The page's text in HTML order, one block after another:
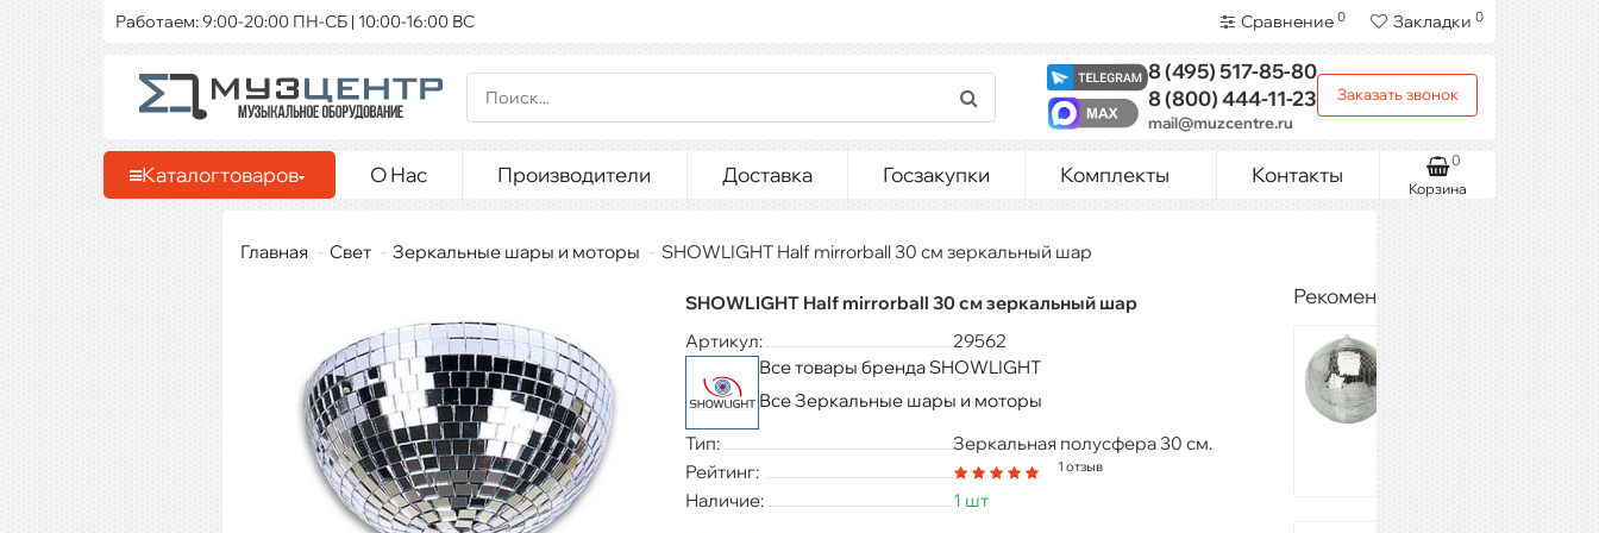
Работаем: 9:00-20:00 ПН-СБ | 10:00-16:00 ВС Сравнение 0 Закладки 0
8 (495)517-85-80
8 (800)444-11-23
mail@muzcentre.ru
Заказать звонок
Каталогтоваров О Нас Производители Доставка Госзакупки Комплекты Контакты
Корзина
0
Главная Свет Зеркальные шары и моторы SHOWLIGHT Half mirrorball 30 см зеркальный шар
SHOWLIGHT Half mirrorball 30 см зеркальный шар
Артикул:
29562
Все товары бренда SHOWLIGHT
Все Зеркальные шары и моторы
Тип:
Зеркальная полусфера 30 см.
Рейтинг:
1 отзыв
Наличие: 1 шт
Рекомендуемые товары